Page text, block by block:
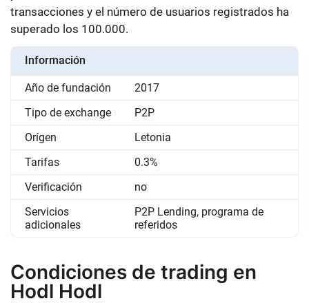
transacciones y el número de usuarios registrados ha
superado los 100.000.
Información
Año de fundación
2017
Tipo de exchange
P2P
Orígen
Letonia
Tarifas
0.3%
Verificación
no
Servicios
adicionales
P2P Lending, programa de
referidos
Condiciones de trading en
Hodl Hodl